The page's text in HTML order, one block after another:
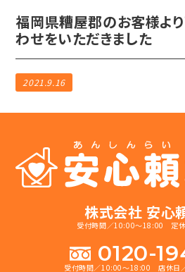
福岡県糟屋郡のお客様よ
わせをいただきました
2021.9.16
株式会社 安心
受付時間／10:00～18:00 定休
0120-
受付時間／10:00～18:00 店休日／